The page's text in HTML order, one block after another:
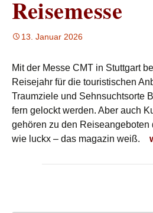
Reisemesse
13. Januar 2026
Mit der Messe CMT in Stuttgart
Reisejahr für die touristischen
Traumziele und Sehnsuchtsorte
fern gelockt werden. Aber auch
gehören zu den Reiseangeboten
wie luckx – das magazin weiß.